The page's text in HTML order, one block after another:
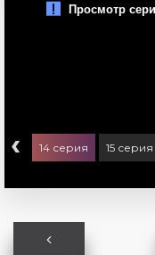
‹ 14 серия 15 серия